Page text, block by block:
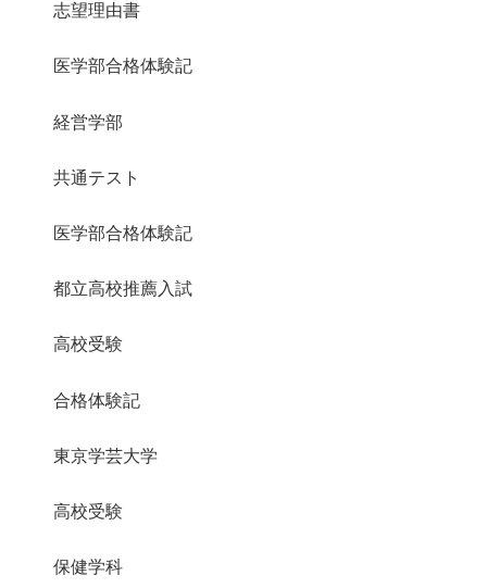
志望理由書
医学部合格体験記
経営学部
共通テスト
医学部合格体験記
都立高校推薦入試
高校受験
合格体験記
東京学芸大学
高校受験
保健学科